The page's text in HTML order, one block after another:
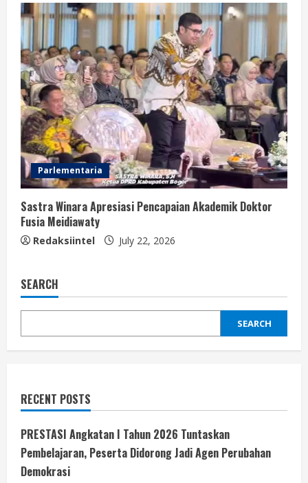
Parlementaria
Sastra Winara Apresiasi Pencapaian Akademik Doktor
Fusia Meidiawaty
Redaksiintel July 22, 2026
SEARCH
SEARCH
RECENT POSTS
PRESTASI Angkatan I Tahun 2026 Tuntaskan
Pembelajaran, Peserta Didorong Jadi Agen Perubahan
Demokrasi